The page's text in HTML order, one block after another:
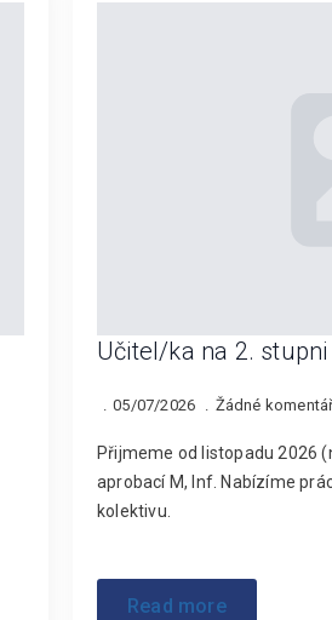
Učitel/ka na 2. stupni
05/07/2026 Žádné
Přijmeme od listopadu 2026
aprobací M, Inf. Nabízíme
kolektivu.
Read more